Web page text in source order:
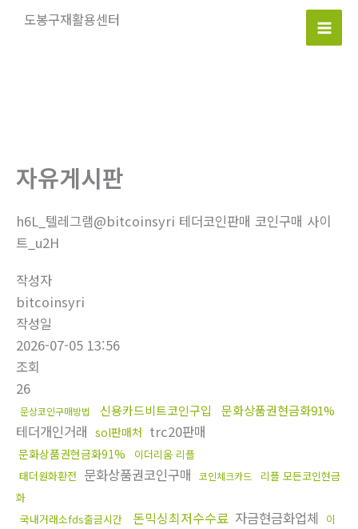
도봉구재활용센터
Main
자유게시판
h6L_텔레그램@bitcoinsyri 테더코인판매 코인구매 사이
트_u2H
작성자
bitcoinsyri
작성일
2026-07-05 13:56
조회
26
문상코인구매방법 신용카드비트코인구입 문화상품권현금화91%
테더개인거래 sol판매처 trc20판매
문화상품권현금화91%
이더리움 리플
태더원화환전 문화상품권코인구매 코인체크카드
리플 모든코인현금
화
국내거래소fds출금시간
돈믹싱최저수수료 자금현금화업체
이